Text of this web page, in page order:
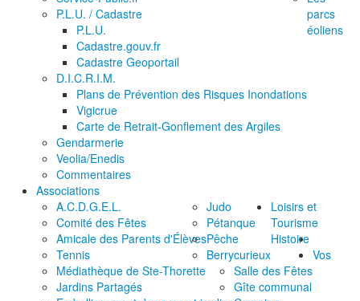
P.L.U. / Cadastre
P.L.U.
Cadastre.gouv.fr
Cadastre Geoportail
D.I.C.R.I.M.
Plans de Prévention des Risques Inondations
Vigicrue
Carte de Retrait-Gonflement des Argiles
Gendarmerie
parcs
éoliens
Veolia/Enedis
Commentaires
Associations
A.C.D.G.E.L.
Comité des Fêtes
Amicale des Parents d'Élèves
Tennis
Judo
Pétanque
Pêche
Berrycurieux
Médiathèque de Ste-Thorette
Jardins Partagés
Loisirs et
Tourisme
Salle des Fêtes
Gîte communal
Histoire
Vos